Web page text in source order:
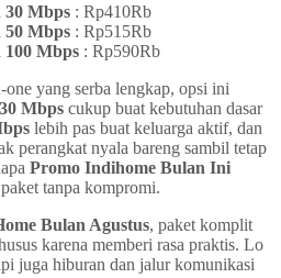
30 Mbps : Rp410Rb
50 Mbps : Rp515Rb
Mbps : Rp590Rb
yang serba lengkap, opsi ini
30 Mbps cukup buat kebutuhan dasar
lebih pas buat keluarga aktif, dan
perangkat nyala bareng sambil tetap
Promo Indihome Bulan Ini
tanpa kompromi.
Bulan Agustus, paket komplit
karena memberi rasa praktis. Lo
juga hiburan dan jalur komunikasi